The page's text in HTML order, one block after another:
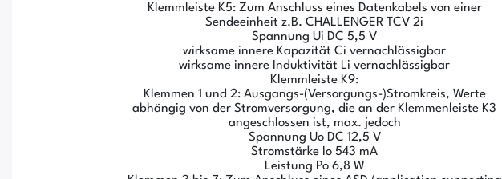
Klemmleiste K5: Zum Anschluss eines Datenkabels von einer
Sendeeinheit z.B. CHALLENGER TCV 2i
Spannung Ui DC 5,5 V
wirksame innere Kapazität Ci vernachlässigbar
wirksame innere Induktivität Li vernachlässigbar
Klemmleiste K9:
Klemmen 1 und 2: Ausgangs-(Versorgungs-)Stromkreis, Werte
abhängig von der Stromversorgung, die an der Klemmenleiste K3
angeschlossen ist, max. jedoch
Spannung Uo DC 12,5 V
Stromstärke Io 543 mA
Leistung Po 6,8 W